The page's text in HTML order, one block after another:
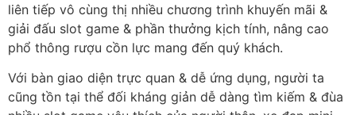
liên tiếp vô cùng thị nhiều chương trình khuyến mãi &
giải đấu slot game & phần thưởng kịch tính, nâng cao
phổ thông rượu cồn lực mang đến quý khách.
Với bàn giao diện trực quan & dễ ứng dụng, người ta
cũng tồn tại thể đối kháng giản dễ dàng tìm kiếm & đùa